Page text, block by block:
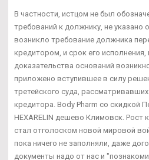
В частности, истцом не был
требований к должнику, не указано
возникло требование должника
кредитором, и срок его
доказательства оснований
приложено вступившее в силу
третейского суда,
кредитора. Body Pharm со скидкой
HEXARELIN дешево Климовск. Рост
стал отголоском новой мировой
пока ничего не заполняли, даже
документы надо от нас и